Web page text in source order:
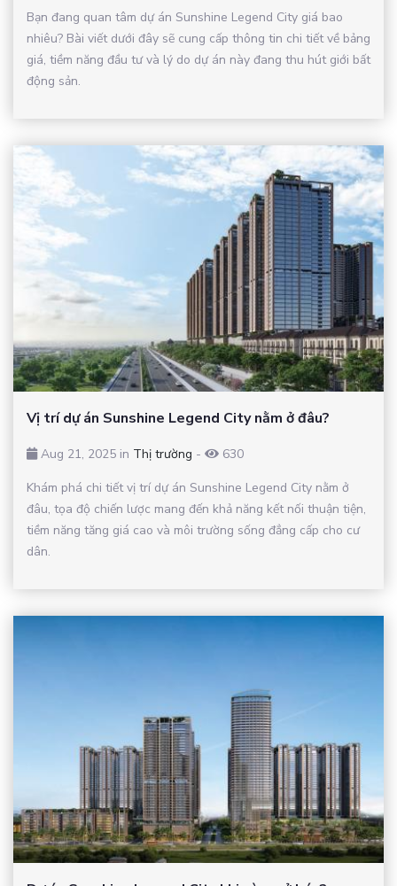
Bạn đang quan tâm dự án Sunshine Legend City giá bao
nhiêu? Bài viết dưới đây sẽ cung cấp thông tin chi tiết về bảng
giá, tiềm năng đầu tư và lý do dự án này đang thu hút giới bất
động sản.
Vị trí dự án Sunshine Legend City nằm ở đâu?
Aug 21, 2025 in Thị trường -
630
Khám phá chi tiết vị trí dự án Sunshine Legend City nằm ở
đâu, tọa độ chiến lược mang đến khả năng kết nối thuận tiện,
tiềm năng tăng giá cao và môi trường sống đẳng cấp cho cư
dân.